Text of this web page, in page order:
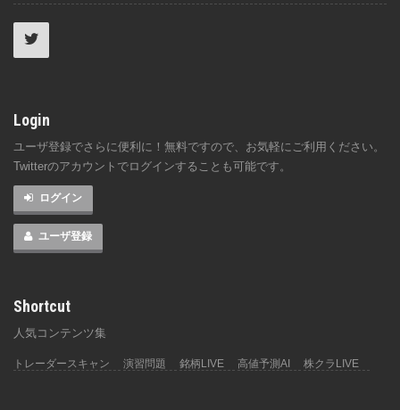
Login
ユーザ登録でさらに便利に！無料ですので、お気軽にご利用ください。
Twitterのアカウントでログインすることも可能です。
ログイン
ユーザ登録
Shortcut
人気コンテンツ集
トレーダースキャン 演習問題 銘柄LIVE 高値予測AI 株クラLIVE